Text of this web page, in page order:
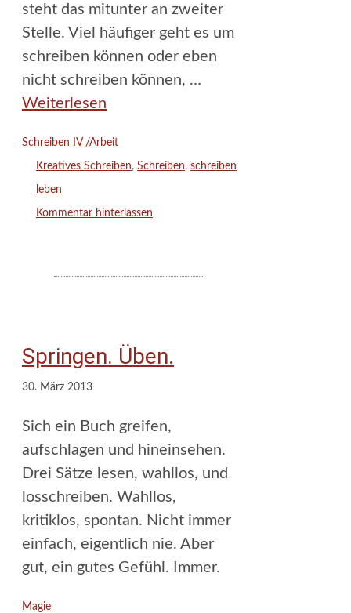
steht das mitunter an zweiter
Stelle. Viel häufiger geht es um
schreiben können oder eben
nicht schreiben können, …
Weiterlesen
Kategorien
Schreiben IV /Arbeit
Schlagwörter
Kreatives Schreiben, Schreiben, schreiben
leben
Kommentar hinterlassen
Springen. Üben.
30. März 2013
Sich ein Buch greifen,
aufschlagen und hineinsehen.
Drei Sätze lesen, wahllos, und
losschreiben. Wahllos,
kritiklos, spontan. Nicht immer
einfach, eigentlich nie. Aber
gut, ein gutes Gefühl. Immer.
Kategorien
Magie